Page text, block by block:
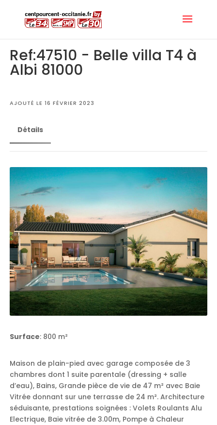
Ref:47510 - Belle villa T4 à
Albi 81000
AJOUTÉ LE 16 FÉVRIER 2023
Détails
Surface: 800 m²
Maison de plain-pied avec garage composée de 3
chambres dont 1 suite parentale (dressing + salle
d’eau), Bains, Grande pièce de vie de 47 m² avec Baie
Vitrée donnant sur une terrasse de 24 m². Architecture
séduisante, prestations soignées : Volets Roulants Alu
Electrique, Baie vitrée de 3.00m, Pompe à Chaleur